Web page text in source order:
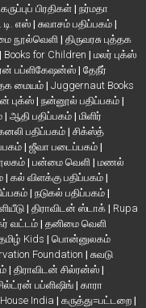
கருப்புப் பிரதிகள் | நர்மதா
டி. எஸ் | சுவாசம் பதிப்பகம் |
நூல்வெளி | திருவரசு புத்தக
| Books for Children | மலர் புக்ஸ்
பப்ளிகேஷன்ஸ் | தேநீர்
மையம் | Juggernaut Books
புக்ஸ் | நன்னூல் பதிப்பகம் |
| ஆதி பதிப்பகம் | மிளிர்
பதிப்பகம்| சிக்ஸ்த்
| ஜீவா படைப்பகம் |
| பன்மை வெளி | மணல்
| கல் விளக்கு பதிப்பகம் |
| நடுகல் பதிப்பகம் |
| திராவிடன் ஸ்டாக் | Rupa
வட்டம் | தனிமை வெளி
Kids | பொன்னுலகம்
Foundation | சுவடு
| திராவிடன் சில்ரன்ஸ் |
பப்ளிஷிங் | காரா
India | கருத்து=பட்டறை |